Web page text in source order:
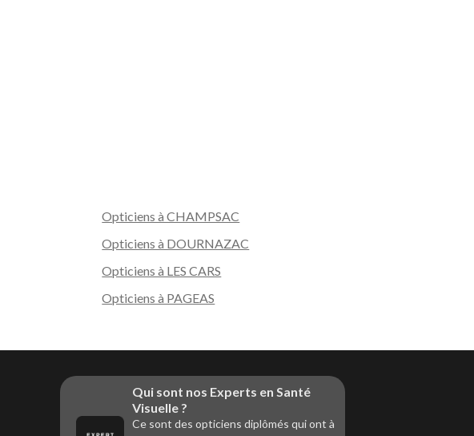
Opticiens à CHAMPSAC
Opticiens à DOURNAZAC
Opticiens à LES CARS
Opticiens à PAGEAS
Qui sont nos Experts en Santé
Visuelle ?
Ce sont des opticiens diplômés qui ont à